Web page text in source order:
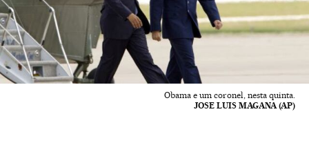
Obama e um coronel, nesta quinta.
JOSE LUIS MAGANA (AP)